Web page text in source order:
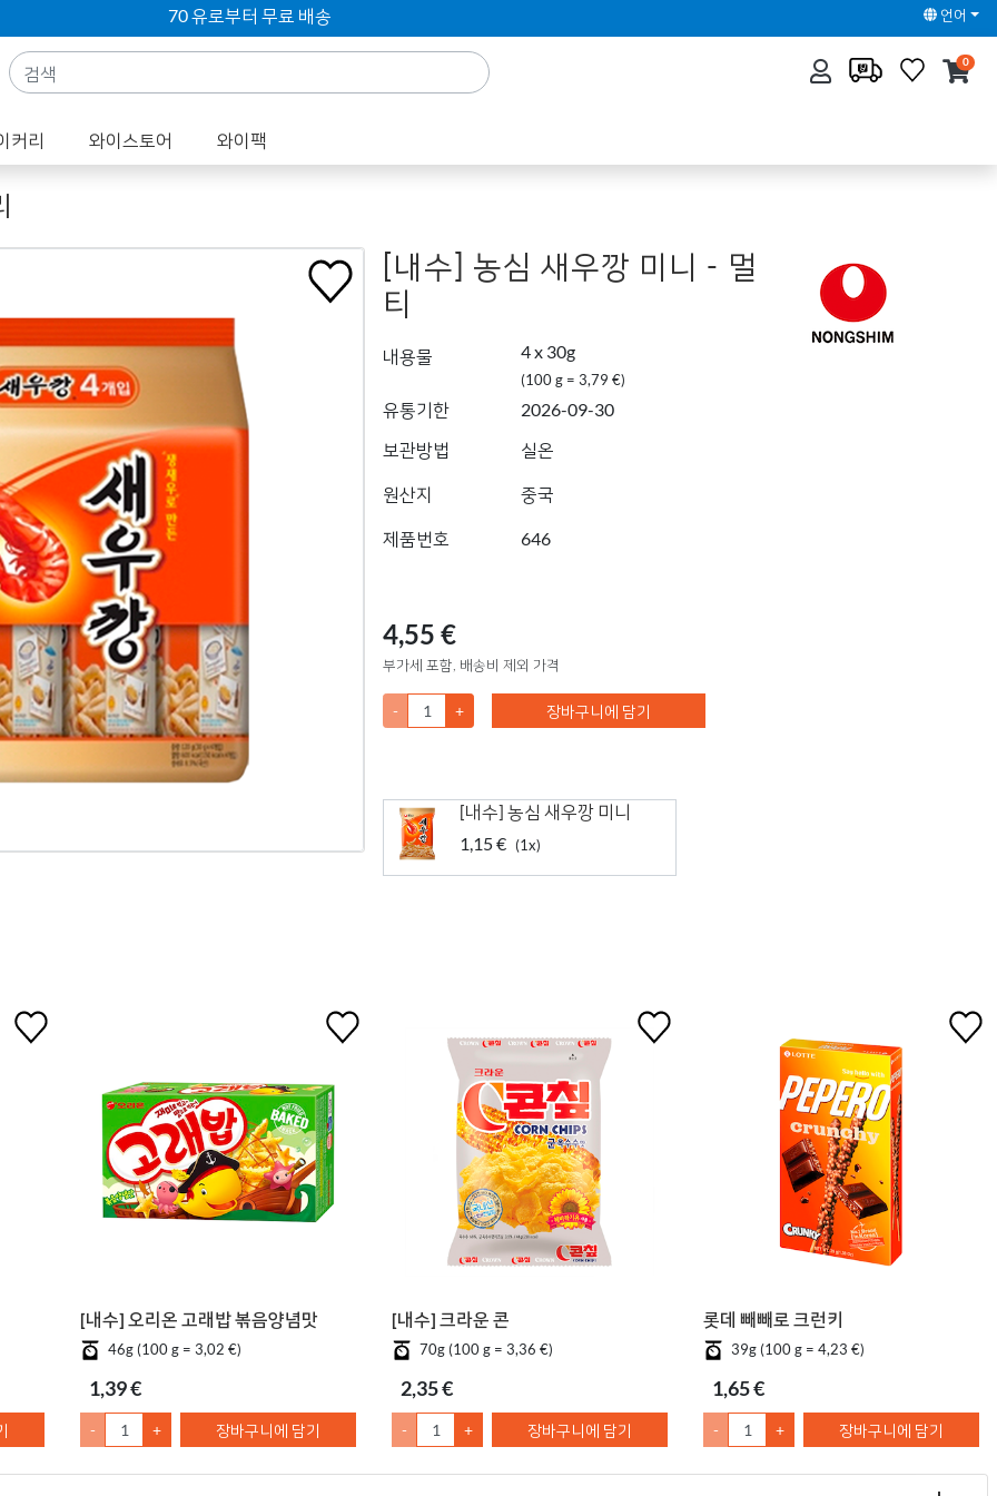
70 유로부터 무료 배송 언어
0
커리 와이스토어 와이팩
[내수] 농심 새우깡 미니 - 멀
티
내용물 4 x 30g
(100 g = 3,79 €)
유통기한
2026-09-30
보관방법
실온
원산지 중국
제품번호 646
4,55 €
부가세 포함, 배송비 제외 가격
- + 장바구니에 담기
[내수] 농심 새우깡 미니
1,15 € (1x)
[내수] 오리온 고래밥 볶음양념맛
46g (100 g = 3,02 €)
1,39 €
- + 장바구니에 담기
[내수] 크라운 콘칲
70g (100 g = 3,36 €)
2,35 €
- + 장바구니에 담기
롯데 빼빼로 크런키
39g (100 g = 4,23 €)
1,65 €
- + 장바구니에 담기